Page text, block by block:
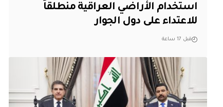
استخدام الأراضي العراقية منطلقاً
للاعتداء على دول الجوار
قبل 17 ساعة